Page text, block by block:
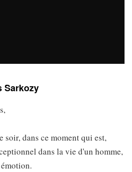
Sarkozy
soir, dans ce moment qui est,
dans la vie d'un homme,